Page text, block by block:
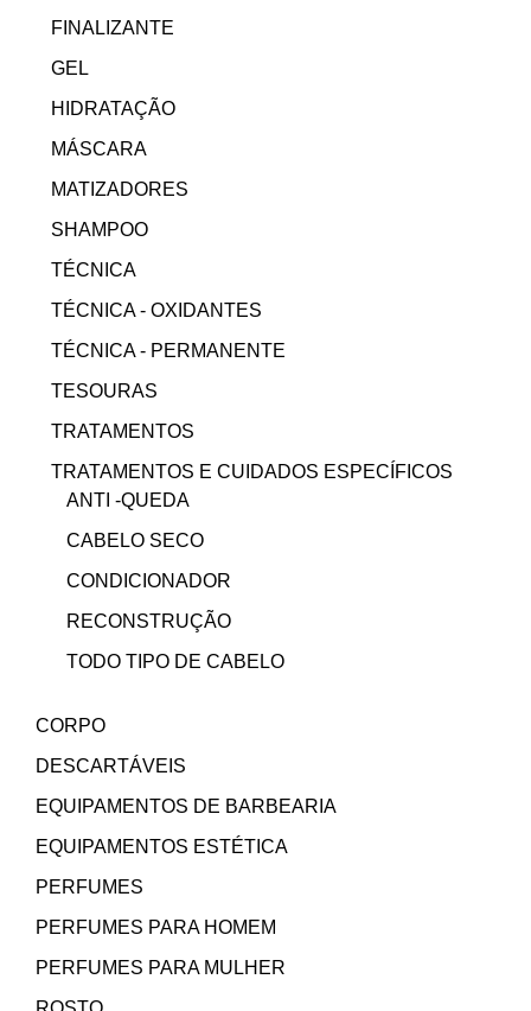
FINALIZANTE
GEL
HIDRATAÇÃO
MÁSCARA
MATIZADORES
SHAMPOO
TÉCNICA
TÉCNICA - OXIDANTES
TÉCNICA - PERMANENTE
TESOURAS
TRATAMENTOS
TRATAMENTOS E CUIDADOS ESPECÍFICOS
ANTI -QUEDA
CABELO SECO
CONDICIONADOR
RECONSTRUÇÃO
TODO TIPO DE CABELO
CORPO
DESCARTÁVEIS
EQUIPAMENTOS DE BARBEARIA
EQUIPAMENTOS ESTÉTICA
PERFUMES
PERFUMES PARA HOMEM
PERFUMES PARA MULHER